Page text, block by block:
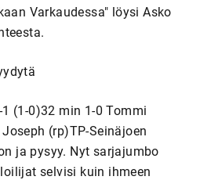
Varkaudessa" löysi Asko
(1-0)32 min 1-0 Tommi
(rp)TP-Seinäjoen
ja pysyy. Nyt sarjajumbo
selvisi kuin ihmeen